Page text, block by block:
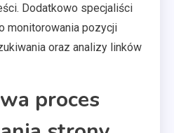
Dodatkowo specjaliści
monitorowania pozycji
oraz analizy linków
proces